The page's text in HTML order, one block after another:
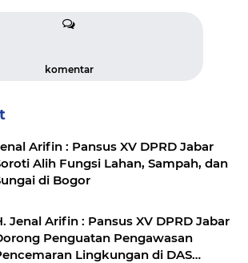
komentar
Arifin : Pansus XV DPRD Jabar
Alih Fungsi Lahan, Sampah, dan
di Bogor
Jenal Arifin : Pansus XV DPRD Jabar
Penguatan Pengawasan
Lingkungan di DAS